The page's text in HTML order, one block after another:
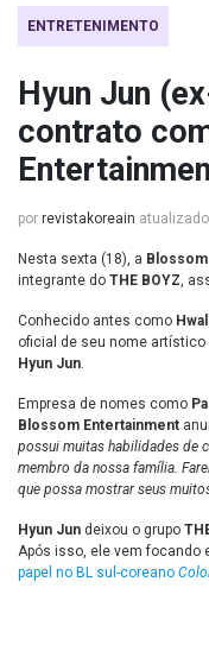
ENTRETENIMENTO
Hyun Jun
contrato
por revistakoreain
Nesta sexta (18), a
integrante do THE BOYZ ,
Conhecido antes como Hwall
oficial de seu nome
Hyun Jun
Empresa de nomes como
Blossom Entertainment
possui muitas habilidades de
membro da nossa família.
que possa mostrar seus
Hyun Jun deixou o grupo
Após isso, ele vem focando
papel no BL sul-coreano